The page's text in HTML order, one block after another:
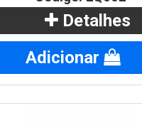
Coleta Seletiva com
Coleta Seletiva tampa vai
Detalhes
Adicionar